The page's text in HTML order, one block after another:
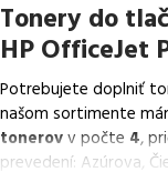
Tonery do
HP OfficeJet
Potrebujete doplniť
našom sortimente
tonerovv počte 4,
prevedení: Azúrova,